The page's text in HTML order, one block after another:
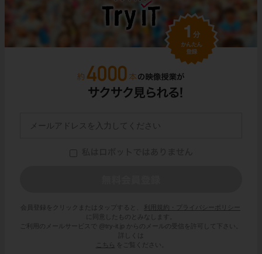
会員登録をクリックまたはタップすると、
利用規約・プライバシーポリシー
に同意したものとみなします。
ご利用のメールサービスで @try-it.jp からのメールの受信を許可して下さい。
詳しくは
こちら
をご覧ください。